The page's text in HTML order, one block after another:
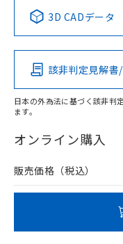
Pb Hg
O
在庫等で未対応品が
問い合わせください。
3D CADデータ
該非判定見解
日本の外為法に基づく該非判
ます。
オンライン購入
販売価格（税込）